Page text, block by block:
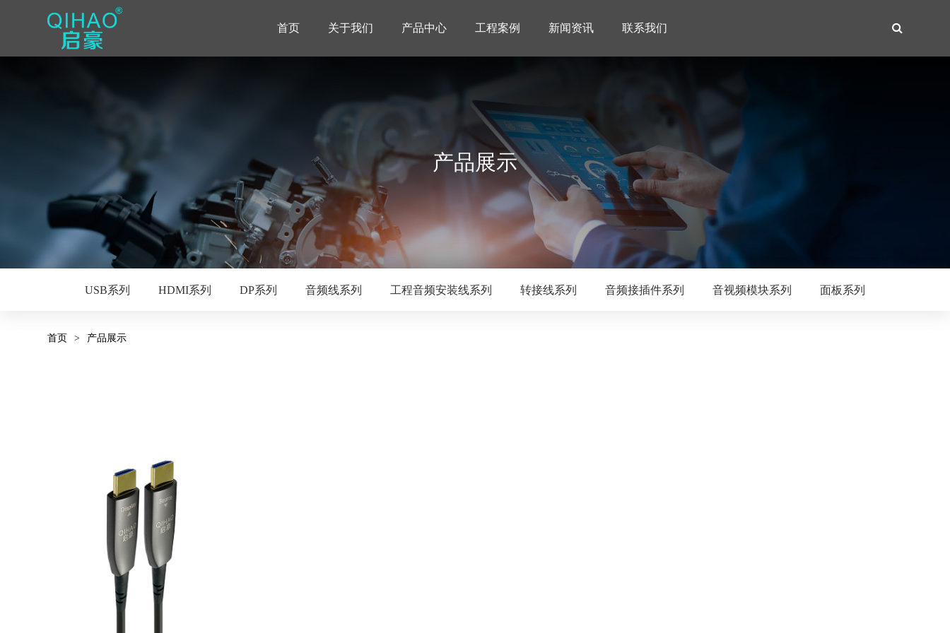
首页 关于我们 产品中心 工程案例 新闻资讯 联系我们
产品展示
USB系列 HDMI系列 DP系列 音频线系列 工程音频安装线系列 转接线系列 音频接插件系列 音视频模块系列 面板系列
首页 > 产品展示